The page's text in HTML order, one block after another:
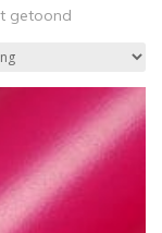
getoond